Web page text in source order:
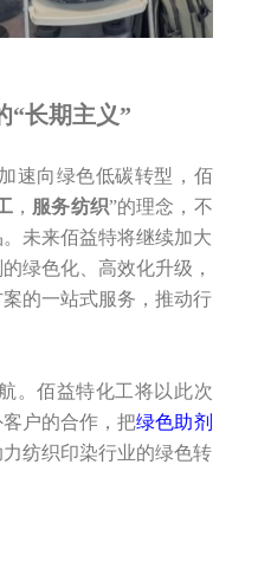
“长期主义”
速向绿色低碳转型，佰
， 服务纺织”的理念，不
未来佰益特将继续加大
绿色化、高效化升级，
的一站式服务，推动行
。佰益特化工将以此次
户的合作，把绿色助剂
纺织印染行业的绿色转